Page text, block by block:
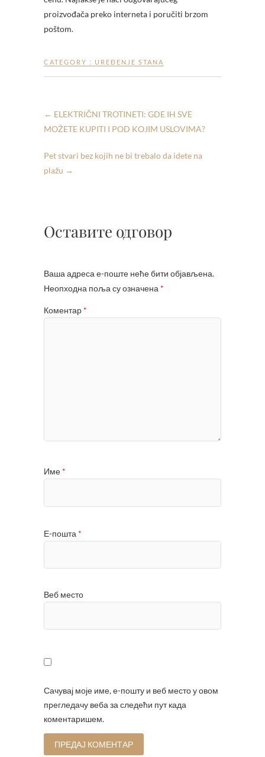
proizvođača preko interneta i poručiti brzom
poštom.
CATEGORY : UREĐENJE STANA
← ELEKTRIČNI TROTINETI: GDE IH SVE
MOŽETE KUPITI I POD KOJIM USLOVIMA?
Pet stvari bez kojih ne bi trebalo da idete na
plažu →
Оставите одговор
Ваша адреса е-поште неће бити објављена.
Неопходна поља су означена *
Коментар *
Име *
Е-пошта *
Веб место
Сачувај моје име, е-пошту и веб место у овом
прегледачу веба за следећи пут када
коментаришем.